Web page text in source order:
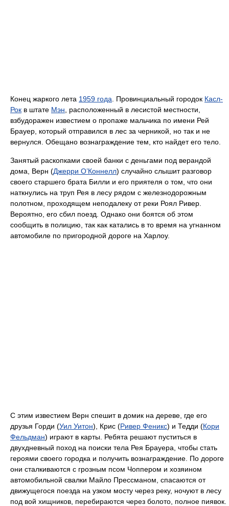
Конец жаркого лета 1959 года . Провинциальный городок Касл-
Рок в штате Мэн , расположенный в лесистой местности,
взбудоражен известием о пропаже мальчика по имени Рей
Брауер, который отправился в лес за черникой, но так и не
вернулся. Обещано вознаграждение тем, кто найдет его тело.
Занятый раскопками своей банки с деньгами под верандой
дома, Верн (Джерри О’Коннелл) случайно слышит разговор
своего старшего брата Билли и его приятеля о том, что они
наткнулись на труп Рея в лесу рядом с железнодорожным
полотном, проходящем неподалеку от реки Роял Ривер.
Вероятно, его сбил поезд. Однако они боятся об этом
сообщить в полицию, так как катались в то время на угнанном
автомобиле по пригородной дороге на Харлоу.
С этим известием Верн спешит в домик на дереве, где его
друзья Горди (Уил Уитон), Крис (Ривер Феникс) и Тедди (Кори
Фельдман) играют в карты. Ребята решают пуститься в
двухдневный поход на поиски тела Рея Брауера, чтобы стать
героями своего городка и получить вознаграждение. По дороге
они сталкиваются с грозным псом Чоппером и хозяином
автомобильной свалки Майло Прессманом, спасаются от
движущегося поезда на узком мосту через реку, ночуют в лесу
под вой хищников, перебираются через болото, полное пиявок.